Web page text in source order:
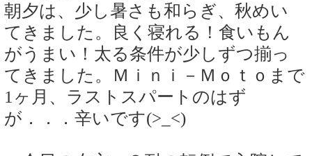
朝夕は、少し暑さも和らぎ、秋めい
てきました。良く寝れる！食いもん
がうまい！太る条件が少しずつ揃っ
てきました。Ｍｉｎｉ－Ｍｏｔｏまで
1ヶ月、ラストスパートのはず
が．．．辛いです(>_<)